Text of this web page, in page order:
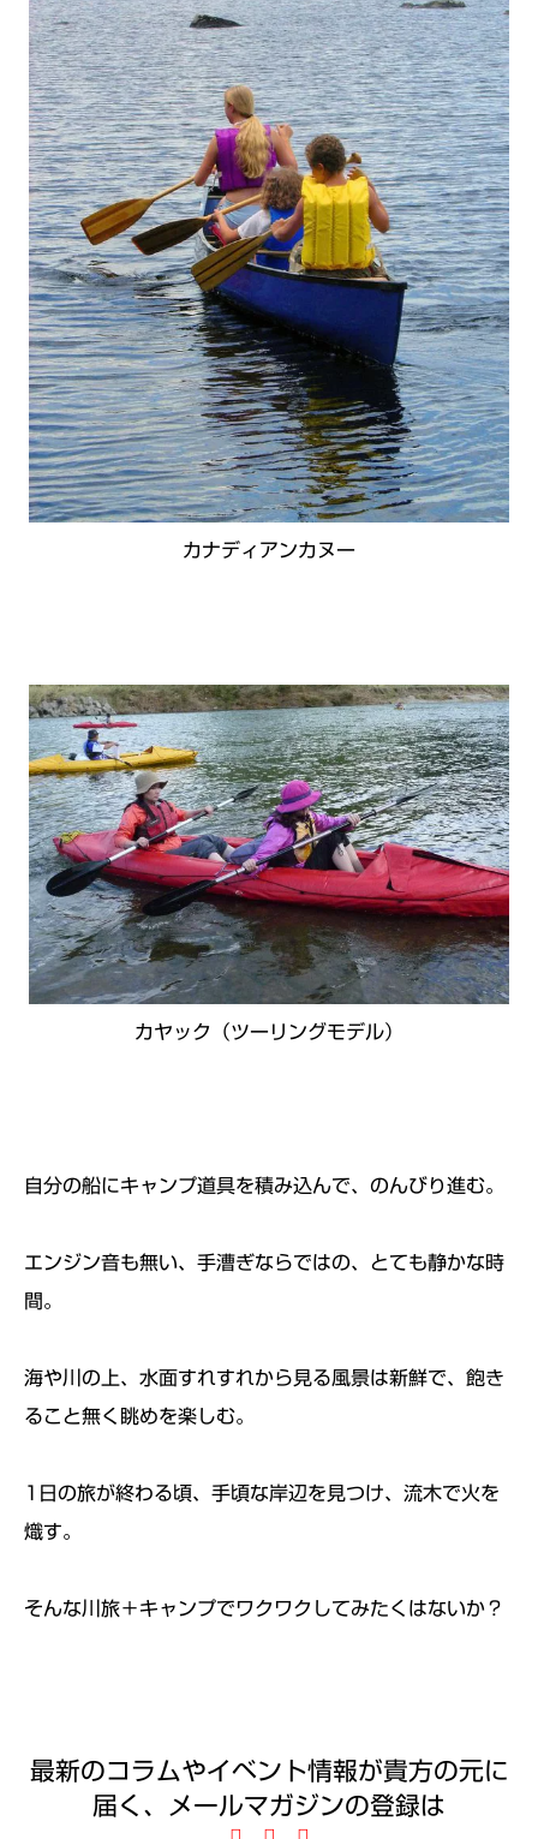
カナディアンカヌー
カヤック（ツーリングモデル）
自分の船にキャンプ道具を積み込んで、のんびり進む。
エンジン音も無い、手漕ぎならではの、とても静かな時
間。
海や川の上、水面すれすれから見る風景は新鮮で、飽き
ること無く眺めを楽しむ。
1日の旅が終わる頃、手頃な岸辺を見つけ、流木で火を
熾す。
そんな川旅＋キャンプでワクワクしてみたくはないか？
最新のコラムやイベント情報が貴方の元に
届く、メールマガジンの登録は